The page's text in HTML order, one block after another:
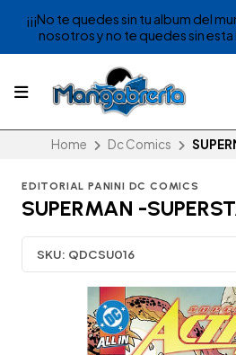
¡¡¡No te quedes sin tu album del
nosotros y no te quedes sin
Home Dc Comics
EDITORIAL PANINI DC COMICS
SUPERMAN -
SKU: QDCSU016